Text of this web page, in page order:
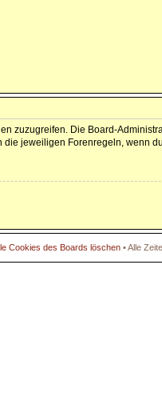
zuzugreifen. Die Board-
jeweiligen Forenregeln, wenn
Cookies des Boards löschen • Alle